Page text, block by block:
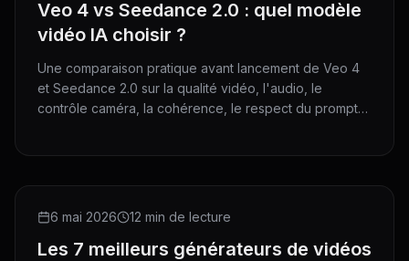
Veo 4 vs Seedance 2.0 : quel modèle
vidéo IA choisir ?
Une comparaison pratique avant lancement de Veo 4
et Seedance 2.0 sur la qualité vidéo, l'audio, le
contrôle caméra, la cohérence, le respect du prompt
ROUNDUP
6 mai 2026 12 min de lecture
Les 7 meilleurs générateurs de vidéos